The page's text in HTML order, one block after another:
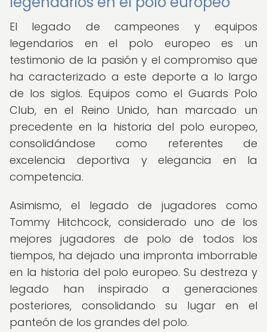
El legado de campeones y equipos
legendarios en el polo europeo es un
testimonio de la pasión y el compromiso que
ha caracterizado a este deporte a lo largo
de los siglos. Equipos como el Guards Polo
Club, en el Reino Unido, han marcado un
precedente en la historia del polo europeo,
consolidándose como referentes de
excelencia deportiva y elegancia en la
competencia.
Asimismo, el legado de jugadores como
Tommy Hitchcock, considerado uno de los
mejores jugadores de polo de todos los
tiempos, ha dejado una impronta imborrable
en la historia del polo europeo. Su destreza y
legado han inspirado a generaciones
posteriores, consolidando su lugar en el
panteón de los grandes del polo.